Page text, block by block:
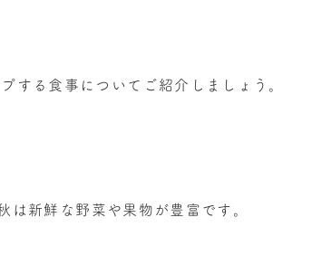
する食事についてご紹介しましょう。
は新鮮な野菜や果物が豊富です。